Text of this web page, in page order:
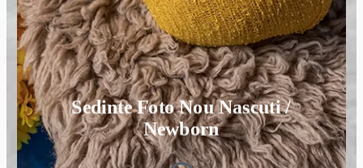
Sedinte Foto Nou Nascuti /
Newborn